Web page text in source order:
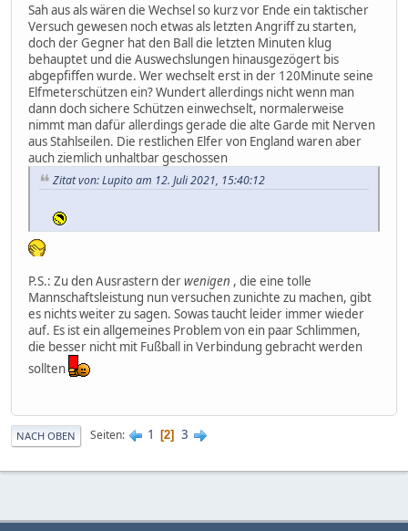
Sah aus als wären die Wechsel so kurz vor Ende ein taktischer
Versuch gewesen noch etwas als letzten Angriff zu starten,
doch der Gegner hat den Ball die letzten Minuten klug
behauptet und die Auswechslungen hinausgezögert bis
abgepfiffen wurde. Wer wechselt erst in der 120Minute seine
Elfmeterschützen ein? Wundert allerdings nicht wenn man
dann doch sichere Schützen einwechselt, normalerweise
nimmt man dafür allerdings gerade die alte Garde mit Nerven
aus Stahlseilen. Die restlichen Elfer von England waren aber
auch ziemlich unhaltbar geschossen
Zitat von: Lupito am 12. Juli 2021, 15:40:12
P.S.: Zu den Ausrastern derwenigen , die eine tolle
Mannschaftsleistung nun versuchen zunichte zu machen, gibt
es nichts weiter zu sagen. Sowas taucht leider immer wieder
auf. Es ist ein allgemeines Problem von ein paar Schlimmen,
die besser nicht mit Fußball in Verbindung gebracht werden
sollten
NACH OBEN Seiten 1 2 3